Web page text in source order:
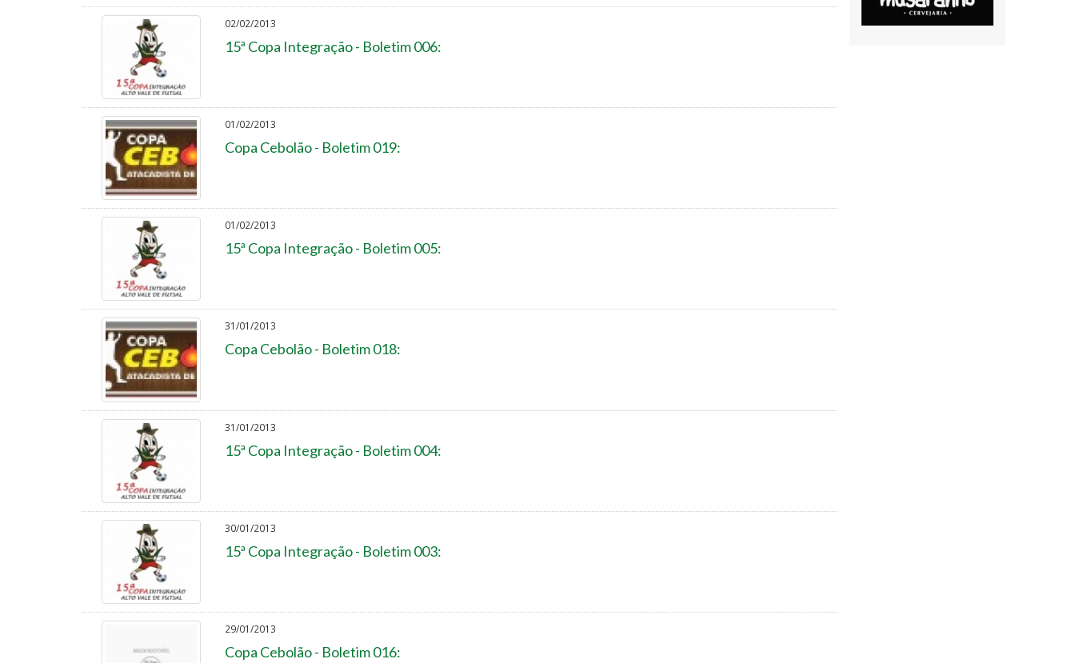
02/02/2013
15ª Copa Integração - Boletim 006:
01/02/2013
Copa Cebolão - Boletim 019:
01/02/2013
15ª Copa Integração - Boletim 005:
31/01/2013
Copa Cebolão - Boletim 018:
31/01/2013
15ª Copa Integração - Boletim 004:
30/01/2013
15ª Copa Integração - Boletim 003:
29/01/2013
Copa Cebolão - Boletim 016: